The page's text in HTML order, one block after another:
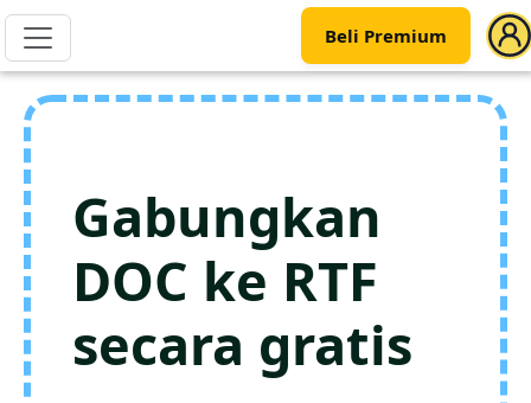
Beli Premium
Gabungkan
DOC ke RTF
secara gratis